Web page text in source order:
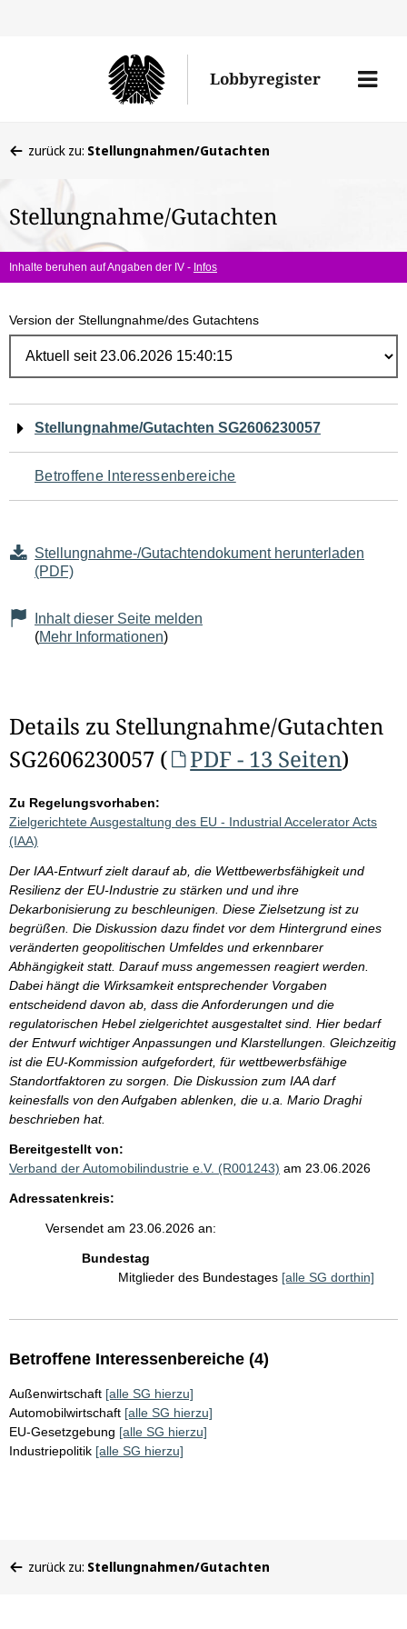
Lobbyregister
Menü
befinden
hier:
zurück zu: Stellungnahmen/Gutachten
Stellungnahme/Gutachten
Inhalte beruhen auf Angaben der IV - Infos
Version der Stellungnahme/des Gutachtens
Navigation
für
den
Seiteninhalt
Stellungnahme/Gutachten SG2606230057
Betroffene Interessenbereiche
Stellungnahme-/Gutachtendokument herunterladen
(PDF)
Inhalt dieser Seite melden
(Mehr Informationen)
Details zu Stellungnahme/Gutachten
SG2606230057 (
PDF - 13 Seiten)
Zu Regelungsvorhaben:
Zielgerichtete Ausgestaltung des EU - Industrial Accelerator Acts
(IAA)
Der IAA-Entwurf zielt darauf ab, die Wettbewerbsfähigkeit und
Resilienz der EU-Industrie zu stärken und und ihre
Dekarbonisierung zu beschleunigen. Diese Zielsetzung ist zu
begrüßen. Die Diskussion dazu findet vor dem Hintergrund eines
veränderten geopolitischen Umfeldes und erkennbarer
Abhängigkeit statt. Darauf muss angemessen reagiert werden.
Dabei hängt die Wirksamkeit entsprechender Vorgaben
entscheidend davon ab, dass die Anforderungen und die
regulatorischen Hebel zielgerichtet ausgestaltet sind. Hier bedarf
der Entwurf wichtiger Anpassungen und Klarstellungen. Gleichzeitig
ist die EU-Kommission aufgefordert, für wettbewerbsfähige
Standortfaktoren zu sorgen. Die Diskussion zum IAA darf
keinesfalls von den Aufgaben ablenken, die u.a. Mario Draghi
beschrieben hat.
Bereitgestellt von:
Verband der Automobilindustrie e.V. (R001243) am 23.06.2026
Adressatenkreis:
Versendet am 23.06.2026 an:
Bundestag
Mitglieder des Bundestages [alle SG dorthin]
Betroffene Interessenbereiche (4)
Außenwirtschaft [alle SG hierzu]
Automobilwirtschaft [alle SG hierzu]
EU-Gesetzgebung [alle SG hierzu]
Industriepolitik [alle SG hierzu]
befinden
zurück zu: Stellungnahmen/Gutachten